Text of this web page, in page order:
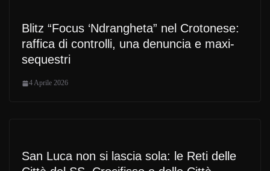
Blitz “Focus ‘Ndrangheta” nel Crotonese:
raffica di controlli, una denuncia e maxi-
sequestri
4 Aprile 2026
San Luca non si lascia sola: le Reti delle